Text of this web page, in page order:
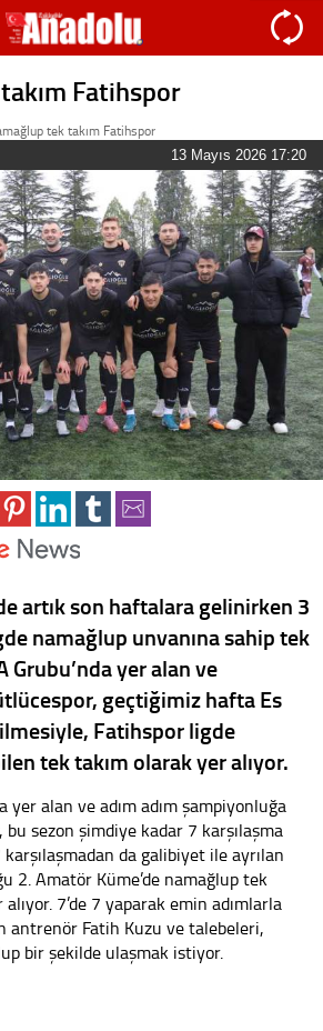
Fatihspor
tek takım Fatihspor
13 Mayıs 2026 17:20
artık son haftalara gelinirken 3
namağlup unvanına sahip tek
Grubu’nda yer alan ve
geçtiğimiz hafta Es
Fatihspor ligde
tek takım olarak yer alıyor.
yer alan ve adım adım şampiyonluğa
sezon şimdiye kadar 7 karşılaşma
karşılaşmadan da galibiyet ile ayrılan
2. Amatör Küme’de namağlup tek
7’de 7 yaparak emin adımlarla
antrenör Fatih Kuzu ve talebeleri,
bir şekilde ulaşmak istiyor.